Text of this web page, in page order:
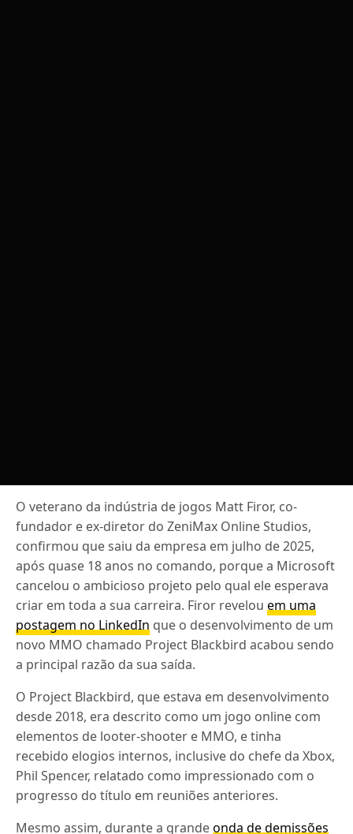
O veterano da indústria de jogos Matt Firor, co-
fundador e ex-diretor do ZeniMax Online Studios,
confirmou que saiu da empresa em julho de 2025,
após quase 18 anos no comando, porque a Microsoft
cancelou o ambicioso projeto pelo qual ele esperava
criar em toda a sua carreira. Firor revelouem uma
postagem no LinkedIn que o desenvolvimento de um
novo MMO chamado Project Blackbird acabou sendo
a principal razão da sua saída.
O Project Blackbird, que estava em desenvolvimento
desde 2018, era descrito como um jogo online com
elementos de looter-shooter e MMO, e tinha
recebido elogios internos, inclusive do chefe da Xbox,
Phil Spencer, relatado como impressionado com o
progresso do título em reuniões anteriores.
Mesmo assim, durante a grandeonda de demissões